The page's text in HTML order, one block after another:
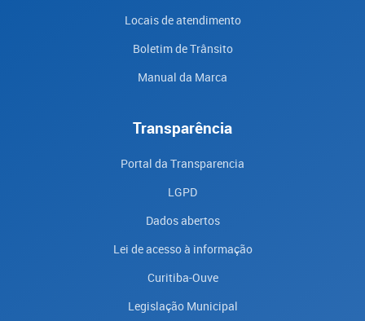
Locais de atendimento
Boletim de Trânsito
Manual da Marca
Transparência
Portal da Transparencia
LGPD
Dados abertos
Lei de acesso à informação
Curitiba-Ouve
Legislação Municipal